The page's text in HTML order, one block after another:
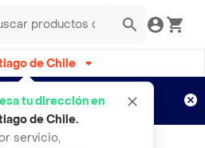
de Chile
tu dirección en
de Chile.
servicio,
por semanas
Aplican TyC